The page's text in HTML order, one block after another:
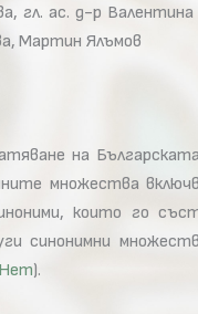
гл. ас. д-р
Мартин Ялъмов
на
множества
които го
синонимни
).